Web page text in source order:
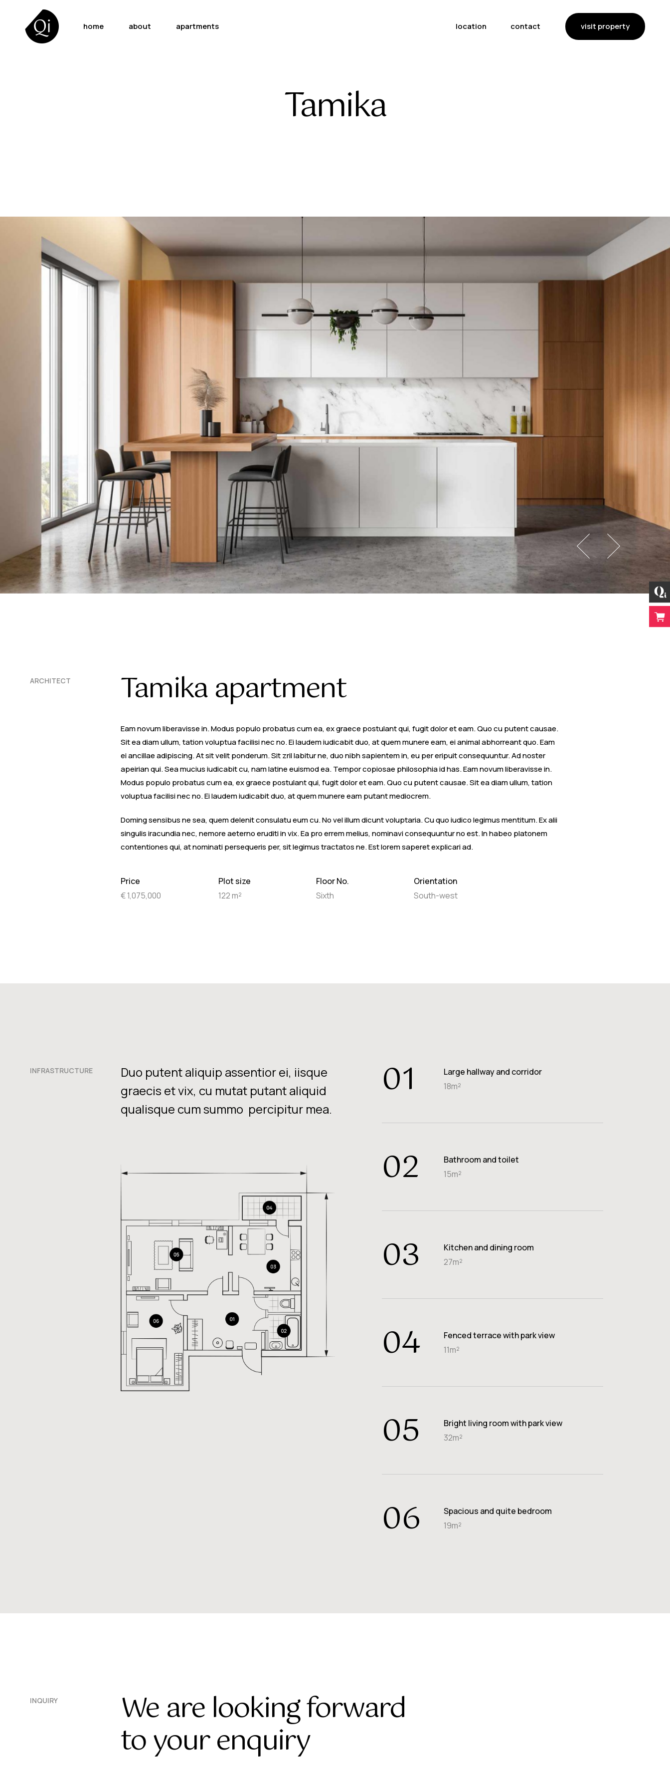
home about apartments location contact visit property
Tamika
ARCHITECT Tamika apartment
Eam novum liberavisse in. Modus populo probatus cum ea, ex graece postulant qui, fugit dolor et eam. Quo cu putent causae.
Sit ea diam ullum, tation voluptua facilisi nec no. Ei laudem iudicabit duo, at quem munere eam, ei animal abhorreant quo. Eam
ei ancillae adipiscing. At sit velit ponderum. Sit zril labitur ne, duo nibh sapientem in, eu per eripuit consequuntur. Ad noster
apeirian qui. Sea mucius iudicabit cu, nam latine euismod ea. Tempor copiosae philosophia id has. Eam novum liberavisse in.
Modus populo probatus cum ea, ex graece postulant qui, fugit dolor et eam. Quo cu putent causae. Sit ea diam ullum, tation
voluptua facilisi nec no. Ei laudem iudicabit duo, at quem munere eam putant mediocrem.
Doming sensibus ne sea, quem delenit consulatu eum cu. No vel illum dicunt voluptaria. Cu quo iudico legimus mentitum. Ex alii
singulis iracundia nec, nemore aeterno eruditi in vix. Ea pro errem melius, nominavi consequuntur no est. In habeo platonem
contentiones qui, at nominati persequeris per, sit legimus tractatos ne. Est lorem saperet explicari ad.
Price
€ 1,075,000
Plot size
122 m²
Floor No.
Sixth
Orientation
South-west
INFRASTRUCTURE
Duo putent aliquip assentior ei, iisque
graecis et vix, cu mutat putant aliquid
qualisque cum summo percipitur mea.
01
Large hallway and corridor
18m²
02
Bathroom and toilet
15m²
03
Kitchen and dining room
27m²
04
Fenced terrace with park view
11m²
05
Bright living room with park view
32m²
06
Spacious and quite bedroom
19m²
INQUIRY We are looking forward
to your enquiry